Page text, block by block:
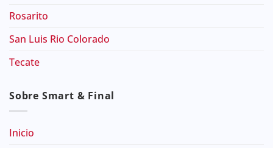
Rosarito
San Luis Rio Colorado
Tecate
Sobre Smart & Final
Inicio